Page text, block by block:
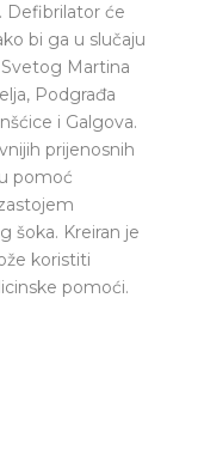
Defibrilator će
bi ga u slučaju
Martina
Podgrađa
i Galgova.
prijenosnih
pomoć
šoka. Kreiran je
koristiti
pomoći.